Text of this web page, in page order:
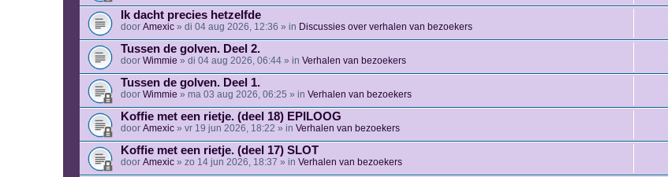
Ik dacht precies hetzelfde
door Amexic » di 04 aug 2026, 12:36 » in Discussies over verhalen van bezoekers
Tussen de golven. Deel 2.
door Wimmie » di 04 aug 2026, 06:44 » in Verhalen van bezoekers
Tussen de golven. Deel 1.
door Wimmie » ma 03 aug 2026, 06:25 » in Verhalen van bezoekers
Koffie met een rietje. (deel 18) EPILOOG
door Amexic » vr 19 jun 2026, 18:22 » in Verhalen van bezoekers
Koffie met een rietje. (deel 17) SLOT
door Amexic » zo 14 jun 2026, 18:37 » in Verhalen van bezoekers